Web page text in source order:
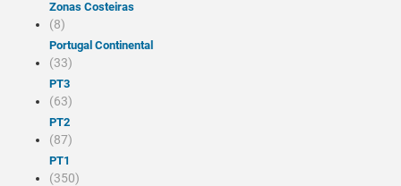
Zonas Costeiras
(8)
Portugal Continental
(33)
PT3
(63)
PT2
(87)
PT1
(350)